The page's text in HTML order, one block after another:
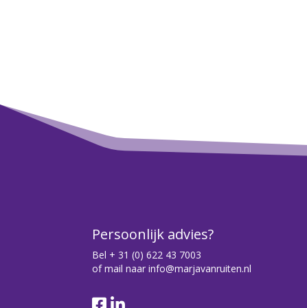
Persoonlijk advies?
Bel + 31 (0) 622 43 7003
of mail naarinfo@marjavanruiten.nl